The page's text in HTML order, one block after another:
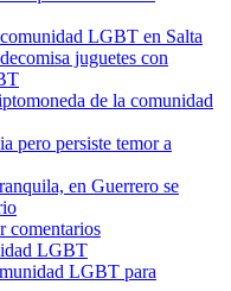
LGBT en Salta
juguetes con
de la comunidad
pero persiste temor a
en Guerrero se
comentarios
LGBT
LGBT para